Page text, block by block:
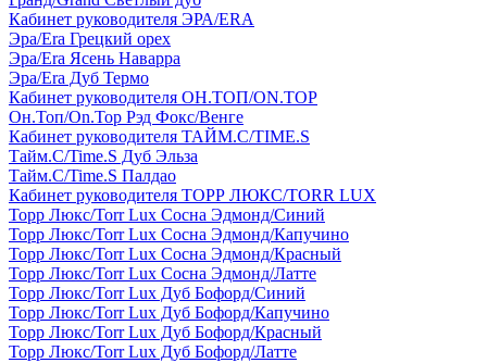
Кабинет руководителя ЭРА/ERA
Эра/Era Грецкий орех
Эра/Era Ясень Наварра
Эра/Era Дуб Термо
Кабинет руководителя ОН.ТОП/ON.TOP
Он.Топ/On.Top Рэд Фокс/Венге
Кабинет руководителя ТАЙМ.С/TIME.S
Тайм.С/Time.S Дуб Эльза
Тайм.С/Time.S Палдао
Кабинет руководителя ТОРР ЛЮКС/TORR LUX
Торр Люкс/Torr Lux Сосна Эдмонд/Синий
Торр Люкс/Torr Lux Сосна Эдмонд/Капучино
Торр Люкс/Torr Lux Сосна Эдмонд/Красный
Торр Люкс/Torr Lux Сосна Эдмонд/Латте
Торр Люкс/Torr Lux Дуб Бофорд/Синий
Торр Люкс/Torr Lux Дуб Бофорд/Капучино
Торр Люкс/Torr Lux Дуб Бофорд/Красный
Торр Люкс/Torr Lux Дуб Бофорд/Латте